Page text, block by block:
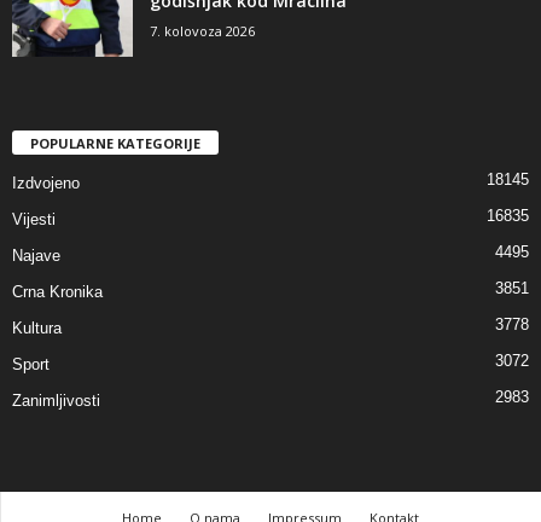
7. kolovoza 2026
POPULARNE KATEGORIJE
Izdvojeno 18145
Vijesti 16835
Najave 4495
Crna Kronika 3851
Kultura 3778
Sport 3072
Zanimljivosti 2983
Home O nama Impressum Kontakt